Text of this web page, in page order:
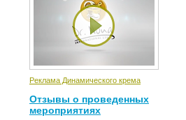
Реклама Динамического крема
Отзывы о проведенных
мероприятиях